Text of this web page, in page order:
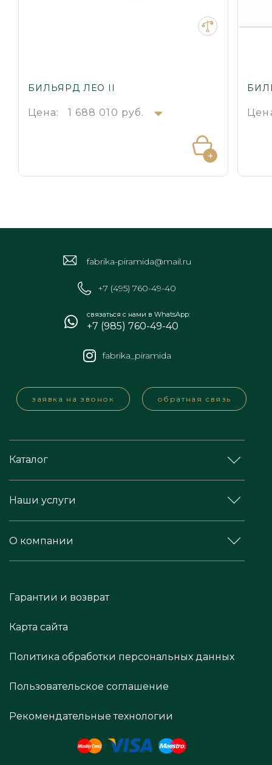
БИЛЬЯРД ЛЕО II
Цена: 1 688 010 руб.
fabrika-piramida@mail.ru
+7 (495) 760-49-40
связаться с нами в WhatsApp:
+7 (985) 760-49-40
fabrika_piramida
заявка на звонок обратная связь
Каталог
Наши услуги
О компании
Гарантии и возврат
Карта сайта
Политика обработки персональных данных
Пользовательское соглашение
Рекомендательные технологии